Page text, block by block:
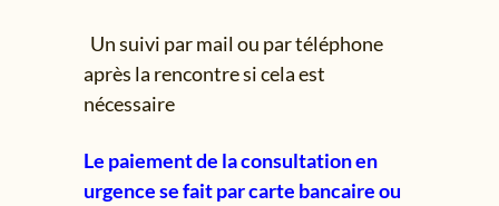
Un suivi par mail ou par téléphone
après la rencontre si cela est
nécessaire
Le paiement de la consultation en
urgence se fait par carte bancaire ou